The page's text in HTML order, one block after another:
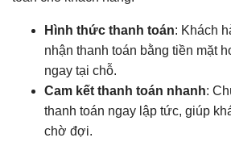
Hình thức thanh toán: Khách
nhận thanh toán bằng tiền mặt
ngay tại chỗ.
Cam kết thanh toán nhanh:
thanh toán ngay lập tức, giúp
chờ đợi.